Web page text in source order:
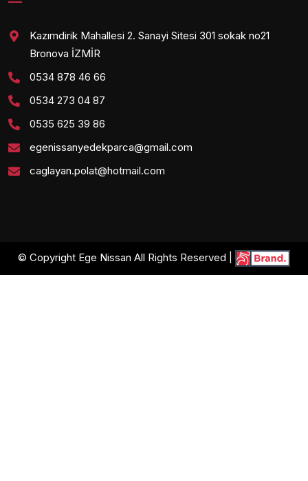
Kazımdirik Mahallesi 2. Sanayi Sitesi 301 sokak no21
Bronova İZMİR
0534 878 46 66
0534 273 04 87
0535 625 39 86
egenissanyedekparca@gmail.com
caglayan.polat@hotmail.com
© Copyright Ege Nissan All Rights Reserved |